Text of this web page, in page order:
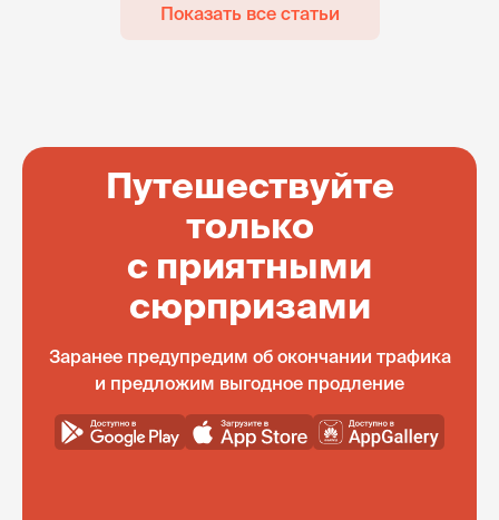
Показать все статьи
Путешествуйте
только
с приятными
сюрпризами
Заранее предупредим об окончании трафика
и предложим выгодное продление